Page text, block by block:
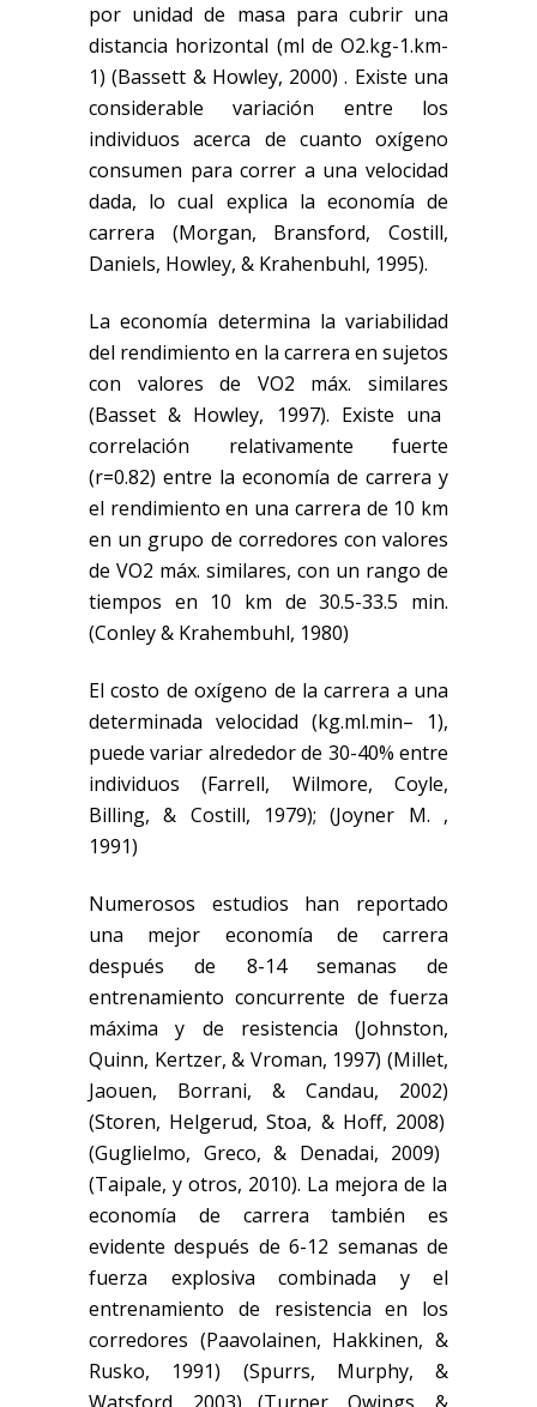
por unidad de masa para cubrir una
distancia horizontal (ml de O2.kg-1.km-
1) (Bassett & Howley, 2000) . Existe una
considerable variación entre los
individuos acerca de cuanto oxígeno
consumen para correr a una velocidad
dada, lo cual explica la economía de
carrera (Morgan, Bransford, Costill,
Daniels, Howley, & Krahenbuhl, 1995).
La economía determina la variabilidad
del rendimiento en la carrera en sujetos
con valores de VO2 máx.similares
(Basset & Howley, 1997). Existe una
correlación relativamente fuerte
(r=0.82) entre la economía de carrera y
el rendimiento en una carrera de 10 km
en un grupo de corredores con valores
de VO2 máx. similares, con un rango de
tiempos en 10 km de 30.5-33.5 min.
(Conley & Krahembuhl, 1980)
El costo de oxígeno de la carrera a una
determinada velocidad (kg.ml.min– 1),
puede variar alrededor de 30-40% entre
individuos(Farrell, Wilmore, Coyle,
Billing, & Costill, 1979);(Joyner M. ,
1991)
Numerosos estudios han reportado
una mejor economía de carrera
después de 8-14 semanas de
entrenamiento concurrente de fuerza
máxima y de resistencia (Johnston,
Quinn, Kertzer, & Vroman, 1997) (Millet,
Jaouen, Borrani, & Candau, 2002)
(Storen, Helgerud, Stoa, & Hoff, 2008)
(Guglielmo, Greco, & Denadai, 2009)
(Taipale, y otros, 2010). La mejora de la
economía de carrera también es
evidente después de 6-12 semanas de
fuerza explosiva combinada y el
entrenamiento de resistencia en los
corredores (Paavolainen, Hakkinen, &
Rusko, 1991) (Spurrs, Murphy, &